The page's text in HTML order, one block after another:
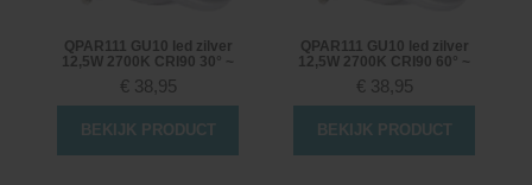
QPAR111 GU10 led zilver
12,5W 2700K CRI90 30° ~
€ 38,95
BEKIJK PRODUCT
QPAR111 GU10 led zilver
12,5W 2700K CRI90 60° ~
€ 38,95
BEKIJK PRODUCT